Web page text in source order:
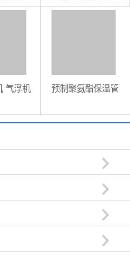
气浮机 预制聚氨酯保温管